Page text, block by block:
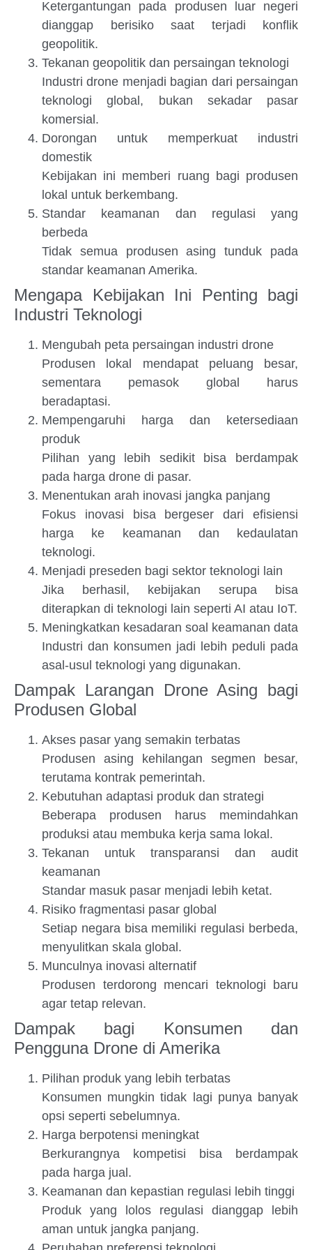
Ketergantungan pada produsen luar negeri
dianggap berisiko saat terjadi konflik
geopolitik.
Tekanan geopolitik dan persaingan teknologi
Industri drone menjadi bagian dari persaingan
teknologi global, bukan sekadar pasar
komersial.
Dorongan untuk memperkuat industri
domestik
Kebijakan ini memberi ruang bagi produsen
lokal untuk berkembang.
Standar keamanan dan regulasi yang
berbeda
Tidak semua produsen asing tunduk pada
standar keamanan Amerika.
Mengapa Kebijakan Ini Penting bagi
Industri Teknologi
Mengubah peta persaingan industri drone
Produsen lokal mendapat peluang besar,
sementara pemasok global harus
beradaptasi.
Mempengaruhi harga dan ketersediaan
produk
Pilihan yang lebih sedikit bisa berdampak
pada harga drone di pasar.
Menentukan arah inovasi jangka panjang
Fokus inovasi bisa bergeser dari efisiensi
harga ke keamanan dan kedaulatan
teknologi.
Menjadi preseden bagi sektor teknologi lain
Jika berhasil, kebijakan serupa bisa
diterapkan di teknologi lain seperti AI atau IoT.
Meningkatkan kesadaran soal keamanan data
Industri dan konsumen jadi lebih peduli pada
asal-usul teknologi yang digunakan.
Dampak Larangan Drone Asing bagi
Produsen Global
Akses pasar yang semakin terbatas
Produsen asing kehilangan segmen besar,
terutama kontrak pemerintah.
Kebutuhan adaptasi produk dan strategi
Beberapa produsen harus memindahkan
produksi atau membuka kerja sama lokal.
Tekanan untuk transparansi dan audit
keamanan
Standar masuk pasar menjadi lebih ketat.
Risiko fragmentasi pasar global
Setiap negara bisa memiliki regulasi berbeda,
menyulitkan skala global.
Munculnya inovasi alternatif
Produsen terdorong mencari teknologi baru
agar tetap relevan.
Dampak bagi Konsumen dan
Pengguna Drone di Amerika
Pilihan produk yang lebih terbatas
Konsumen mungkin tidak lagi punya banyak
opsi seperti sebelumnya.
Harga berpotensi meningkat
Berkurangnya kompetisi bisa berdampak
pada harga jual.
Keamanan dan kepastian regulasi lebih tinggi
Produk yang lolos regulasi dianggap lebih
aman untuk jangka panjang.